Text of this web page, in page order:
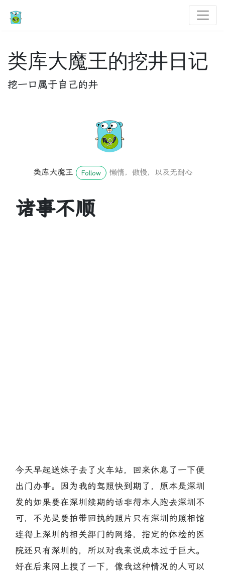
类库大魔王的挖井日记
挖一口属于自己的井
类库大魔王 Follow 懒惰，傲慢，以及无耐心
诸事不顺
今天早起送妹子去了火车站，回来休息了一下便
出门办事。因为我的驾照快到期了，原本是深圳
发的如果要在深圳续期的话非得本人跑去深圳不
可，不光是要拍带回执的照片只有深圳的照相馆
连得上深圳的相关部门的网络，指定的体检的医
院还只有深圳的，所以对我来说成本过于巨大。
好在后来网上搜了一下，像我这种情况的人可以